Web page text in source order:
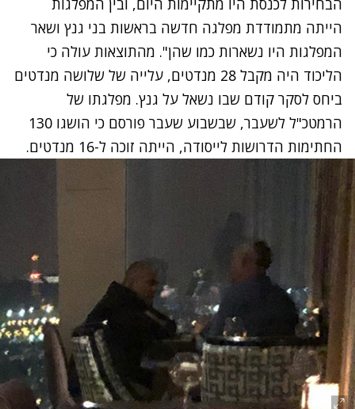
הבחירות לכנסת היו מתקיימות היום, ובין המפלגות
הייתה מתמודדת מפלגה חדשה בראשות בני גנץ ושאר
המפלגות היו נשארות כמו שהן". מהתוצאות עולה כי
הליכוד היה מקבל 28 מנדטים, עלייה של שלושה מנדטים
ביחס לסקר קודם שבו נשאל על גנץ. מפלגתו של
הרמטכ"ל לשעבר, שבשבוע שעבר פורסם כי הושגו 130
החתימות הדרושות לייסודה, הייתה זוכה ל-16 מנדטים.